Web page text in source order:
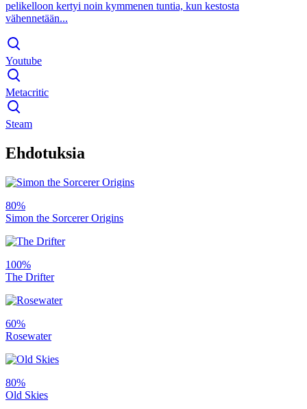
pelikelloon kertyi noin kymmenen tuntia, kun kestosta
vähennetään...
Youtube
Metacritic
Steam
Ehdotuksia
80%
Simon the Sorcerer Origins
100%
The Drifter
60%
Rosewater
80%
Old Skies